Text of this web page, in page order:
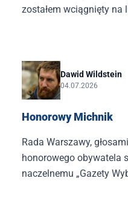
zostałem wciągnięty na
Dawid Wildstein
04.07.2026
Honorowy Michnik
Rada Warszawy,
honorowego obywatela
naczelnemu „Gazety